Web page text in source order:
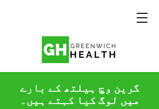
گرین وچ ہیلتھ کے بارے
میں لوگ کیا کہتے ہیں۔